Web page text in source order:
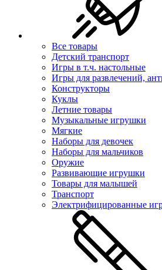
Все товары
Детский транспорт
Игры в т.ч. настольные
Игры для развлечений,
Конструкторы
Куклы
Летние товары
Музыкальные игрушки
Мягкие
Наборы для девочек
Наборы для мальчиков
Оружие
Развивающие игрушки
Товары для малышей
Транспорт
Электрифицированные